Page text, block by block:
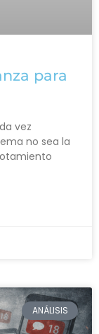
para
vez
no sea la
ANÁLISIS